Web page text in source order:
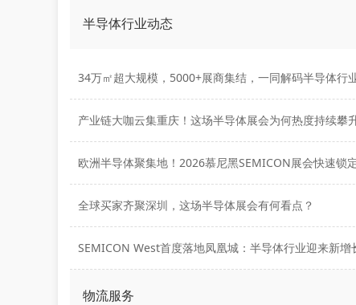
半导体行业动态
产业链大咖云集重庆！这场半导体展会为何热度持续攀
全球买家齐聚深圳，这场半导体展会有何看点？
SEMICON West首度落地凤凰城：半导体行业迎来新增
物流服务